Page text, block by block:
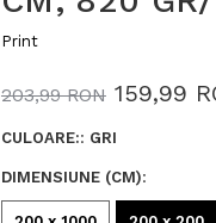
Print
203,99 RON 159,99
CULOARE:: GRI
DIMENSIUNE (CM):